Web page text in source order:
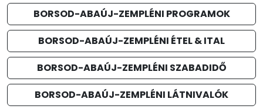
BORSOD-ABAÚJ-ZEMPLÉNI PROGRAMOK
BORSOD-ABAÚJ-ZEMPLÉNI ÉTEL & ITAL
BORSOD-ABAÚJ-ZEMPLÉNI SZABADIDŐ
BORSOD-ABAÚJ-ZEMPLÉNI LÁTNIVALÓK